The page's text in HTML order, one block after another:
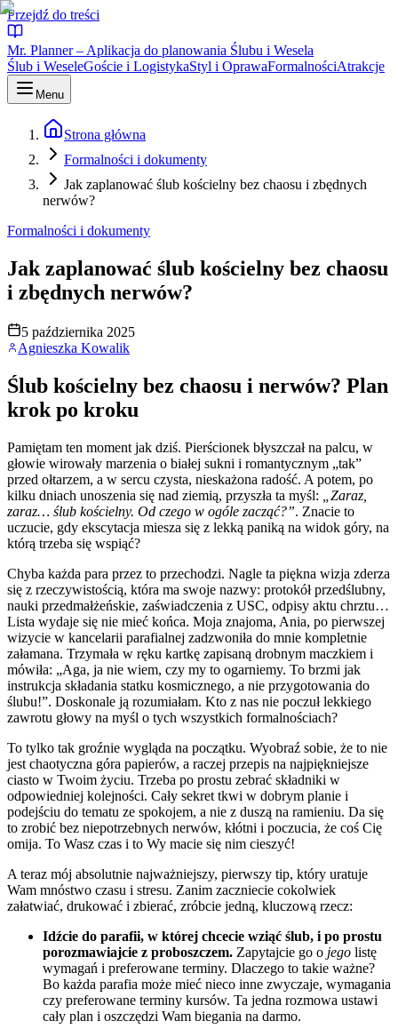
Przejdź do treści
Mr. Planner – Aplikacja do planowania Ślubu i Wesela
Ślub i WeseleGoście i LogistykaStyl i OprawaFormalnościAtrakcje
Menu
Strona główna
Formalności i dokumenty
Jak zaplanować ślub kościelny bez chaosu i zbędnych
nerwów?
Formalności i dokumenty
Jak zaplanować ślub kościelny bez chaosu
i zbędnych nerwów?
5 października 2025
Agnieszka Kowalik
Ślub kościelny bez chaosu i nerwów? Plan
krok po kroku
Pamiętam ten moment jak dziś. Pierścionek błyszczał na palcu, w
głowie wirowały marzenia o białej sukni i romantycznym „tak”
przed ołtarzem, a w sercu czysta, nieskażona radość. A potem, po
kilku dniach unoszenia się nad ziemią, przyszła ta myśl:
„Zaraz,
zaraz… ślub kościelny. Od czego w ogóle zacząć?”. Znacie to
uczucie, gdy ekscytacja miesza się z lekką paniką na widok góry, na
którą trzeba się wspiąć?
Chyba każda para przez to przechodzi. Nagle ta piękna wizja zderza
się z rzeczywistością, która ma swoje nazwy: protokół przedślubny,
nauki przedmałżeńskie, zaświadczenia z USC, odpisy aktu chrztu…
Lista wydaje się nie mieć końca. Moja znajoma, Ania, po pierwszej
wizycie w kancelarii parafialnej zadzwoniła do mnie kompletnie
załamana. Trzymała w ręku kartkę zapisaną drobnym maczkiem i
mówiła: „Aga, ja nie wiem, czy my to ogarniemy. To brzmi jak
instrukcja składania statku kosmicznego, a nie przygotowania do
ślubu!”. Doskonale ją rozumiałam. Kto z nas nie poczuł lekkiego
zawrotu głowy na myśl o tych wszystkich formalnościach?
To tylko tak groźnie wygląda na początku. Wyobraź sobie, że to nie
jest chaotyczna góra papierów, a raczej przepis na najpiękniejsze
ciasto w Twoim życiu. Trzeba po prostu zebrać składniki w
odpowiedniej kolejności. Cały sekret tkwi w dobrym planie i
podejściu do tematu ze spokojem, a nie z duszą na ramieniu. Da się
to zrobić bez niepotrzebnych nerwów, kłótni i poczucia, że coś Cię
omija. To Wasz czas i to Wy macie się nim cieszyć!
A teraz mój absolutnie najważniejszy, pierwszy tip, który uratuje
Wam mnóstwo czasu i stresu. Zanim zaczniecie cokolwiek
załatwiać, drukować i zbierać, zróbcie jedną, kluczową rzecz:
Idźcie do parafii, w której chcecie wziąć ślub, i po prostu
porozmawiajcie z proboszczem. Zapytajcie go o jego listę
wymagań i preferowane terminy. Dlaczego to takie ważne?
Bo każda parafia może mieć nieco inne zwyczaje, wymagania
czy preferowane terminy kursów. Ta jedna rozmowa ustawi
cały plan i oszczędzi Wam biegania na darmo.